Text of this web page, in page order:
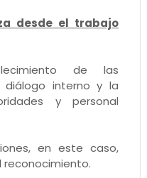
desde el trabajo
de las
diálogo interno y la
y personal
en este caso,
reconocimiento.